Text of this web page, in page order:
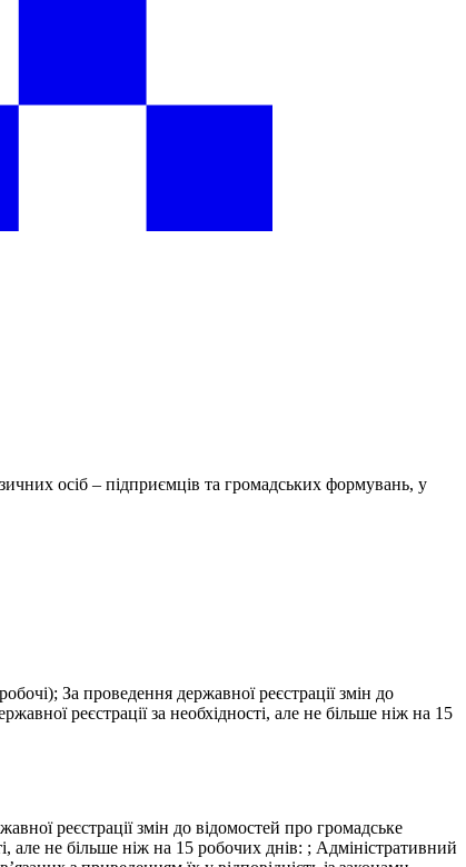
осіб – підприємців та громадських формувань, у
За проведення державної реєстрації змін до
реєстрації за необхідності, але не більше ніж на 15
реєстрації змін до відомостей про громадське
але не більше ніж на 15 робочих днів: ; Адміністративний